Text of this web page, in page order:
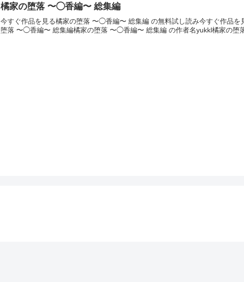
橘家の堕落 〜◯香編〜 総集編
今すぐ作品を見る橘家の堕落 〜◯香編〜 総集編 の無料試し読み今すぐ作品
堕落 〜◯香編〜 総集編橘家の堕落 〜◯香編〜 総集編 の作者名yukkl橘家の堕